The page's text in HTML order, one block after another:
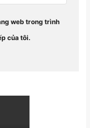
web trong trình
của tôi.